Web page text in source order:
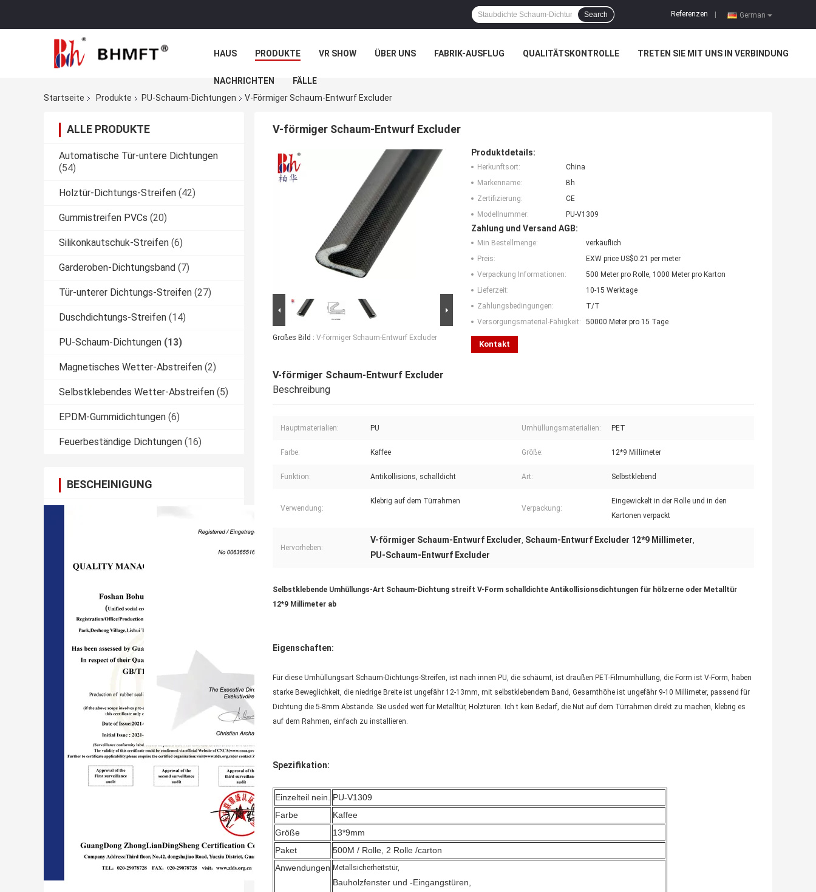
German
Referenzen
Search
HAUS PRODUKTE VR SHOW ÜBER UNS FABRIK-AUSFLUG QUALITÄTSKONTROLLE TRETEN SIE MIT UNS IN VERBINDUNG
NACHRICHTEN
FÄLLE
Startseite
Produkte PU-Schaum-Dichtungen V-Förmiger Schaum-Entwurf Excluder
ALLE PRODUKTE
Automatische Tür-untere Dichtungen
(54)
Holztür-Dichtungs-Streifen (42)
Gummistreifen PVCs (20)
Silikonkautschuk-Streifen (6)
Garderoben-Dichtungsband (7)
Tür-unterer Dichtungs-Streifen (27)
Duschdichtungs-Streifen (14)
PU-Schaum-Dichtungen (13)
Magnetisches Wetter-Abstreifen (2)
Selbstklebendes Wetter-Abstreifen (5)
EPDM-Gummidichtungen (6)
Feuerbeständige Dichtungen (16)
BESCHEINIGUNG
V-förmiger Schaum-Entwurf Excluder
Großes Bild : V-förmiger Schaum-Entwurf Excluder
Produktdetails:
Herkunftsort:
China
Markenname:
Bh
Zertifizierung:
CE
Modellnummer:
PU-V1309
Zahlung und Versand AGB:
Min Bestellmenge:
verkäuflich
Preis:
EXW price US$0.21 per meter
Verpackung Informationen:
500 Meter pro Rolle, 1000 Meter pro Karton
Lieferzeit:
10-15 Werktage
Zahlungsbedingungen:
T/T
Versorgungsmaterial-Fähigkeit:
50000 Meter pro 15 Tage
Kontakt
V-förmiger Schaum-Entwurf Excluder
Beschreibung
Hauptmaterialien: PU Umhüllungsmaterialien: PET
Farbe: Kaffee Größe: 12*9 Millimeter
Funktion: Antikollisions, schalldicht Art: Selbstklebend
Verwendung:
Klebrig auf dem Türrahmen
Verpackung:
Eingewickelt in der Rolle und in den
Kartonen verpackt
Hervorheben:
V-förmiger Schaum-Entwurf Excluder, Schaum-Entwurf Excluder 12*9 Millimeter,
PU-Schaum-Entwurf Excluder
Selbstklebende Umhüllungs-Art Schaum-Dichtung streift V-Form schalldichte Antikollisionsdichtungen für hölzerne oder Metalltür
12*9 Millimeter ab
Eigenschaften:
Für diese Umhüllungsart Schaum-Dichtungs-Streifen, ist nach innen PU, die schäumt, ist draußen PET-Filmumhüllung, die Form ist V-Form, haben
starke Beweglichkeit, die niedrige Breite ist ungefähr 12-13mm, mit selbstklebendem Band, Gesamthöhe ist ungefähr 9-10 Millimeter, passend für
Dichtung die 5-8mm Abstände. Sie usded weit für Metalltür, Holztüren. Ich t kein Bedarf, die Nut auf dem Türrahmen direkt zu machen, klebrig es
auf dem Rahmen, einfach zu installieren.
Spezifikation:
Einzelteil nein. PU-V1309
Farbe
Kaffee
Größe
13*9mm
Paket
500M / Rolle, 2 Rolle /carton
Anwendungen Metallsicherheitstür,
Bauholzfenster und -Eingangstüren,